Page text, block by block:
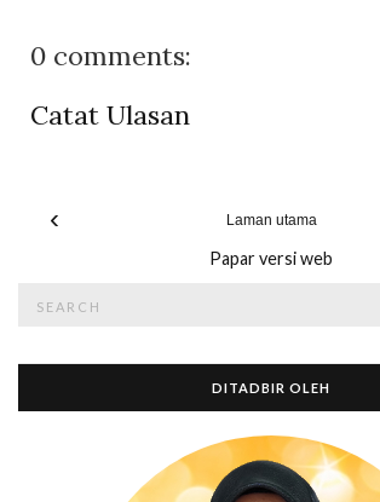
0 comments:
Catat Ulasan
‹ Laman utama
Papar versi web
for:
DITADBIR OLEH